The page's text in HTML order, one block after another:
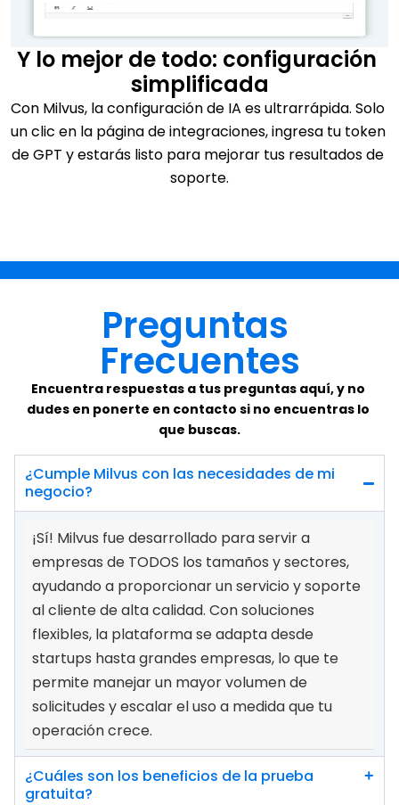
Y lo mejor de todo: configuración
simplificada
Con Milvus, la configuración de IA es ultrarrápida. Solo
un clic en la página de integraciones, ingresa tu token
de GPT y estarás listo para mejorar tus resultados de
soporte.
Preguntas
Frecuentes
Encuentra respuestas a tus preguntas aquí, y no
dudes en ponerte en contacto si no encuentras lo
que buscas.
¿Cumple Milvus con las necesidades de mi
negocio?
¡Sí! Milvus fue desarrollado para servir a
empresas de TODOS los tamaños y sectores,
ayudando a proporcionar un servicio y soporte
al cliente de alta calidad. Con soluciones
flexibles, la plataforma se adapta desde
startups hasta grandes empresas, lo que te
permite manejar un mayor volumen de
solicitudes y escalar el uso a medida que tu
operación crece.
¿Cuáles son los beneficios de la prueba
gratuita?
+